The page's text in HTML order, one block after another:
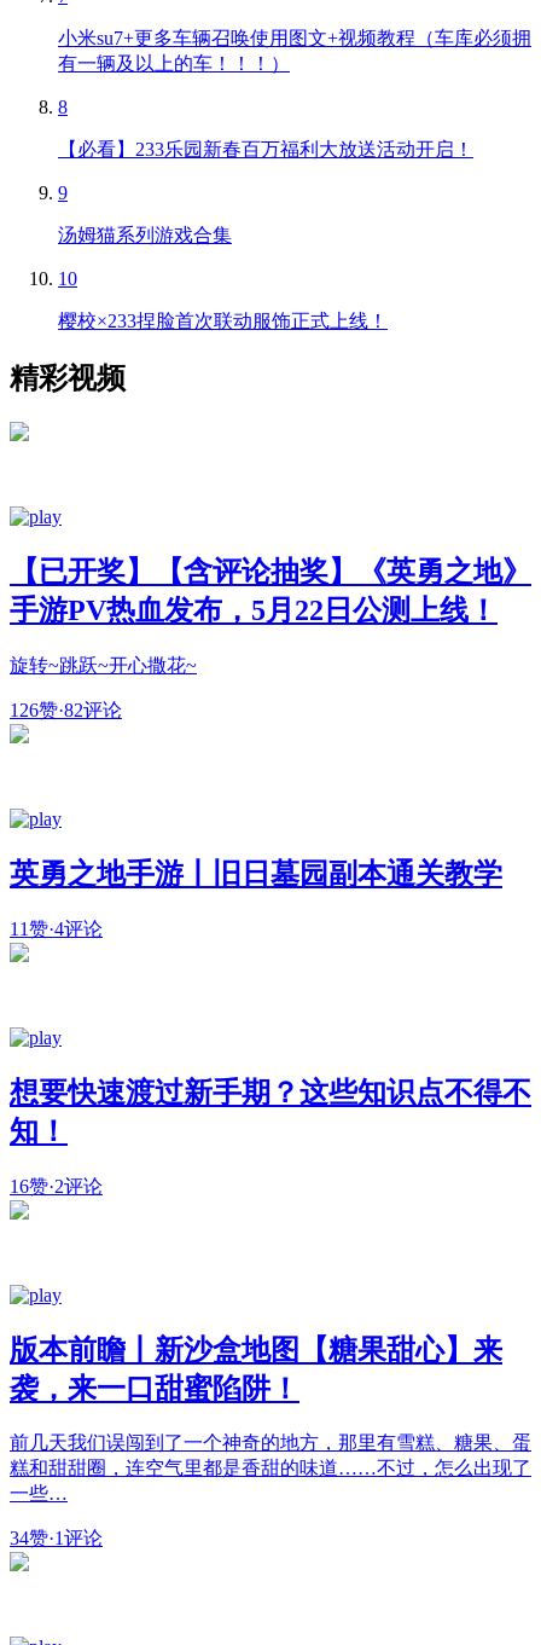
小米su7+更多车辆召唤使用图文+视频教程（车库必须拥
有一辆及以上的车！！！）
8
【必看】233乐园新春百万福利大放送活动开启！
9
汤姆猫系列游戏合集
10
樱校×233捏脸首次联动服饰正式上线！
精彩视频
【已开奖】【含评论抽奖】《英勇之地》
手游PV热血发布，5月22日公测上线！
旋转~跳跃~开心撒花~
126赞·82评论
英勇之地手游丨旧日墓园副本通关教学
11赞·4评论
想要快速渡过新手期？这些知识点不得不
知！
16赞·2评论
版本前瞻丨新沙盒地图【糖果甜心】来
袭，来一口甜蜜陷阱！
前几天我们误闯到了一个神奇的地方，那里有雪糕、糖果、蛋
糕和甜甜圈，连空气里都是香甜的味道……不过，怎么出现了
一些…
34赞·1评论